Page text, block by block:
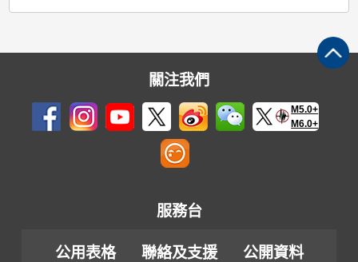
>
關注我們
M5.0+
M6.0+
服務台
公用表格 聯絡及支援
公開資料